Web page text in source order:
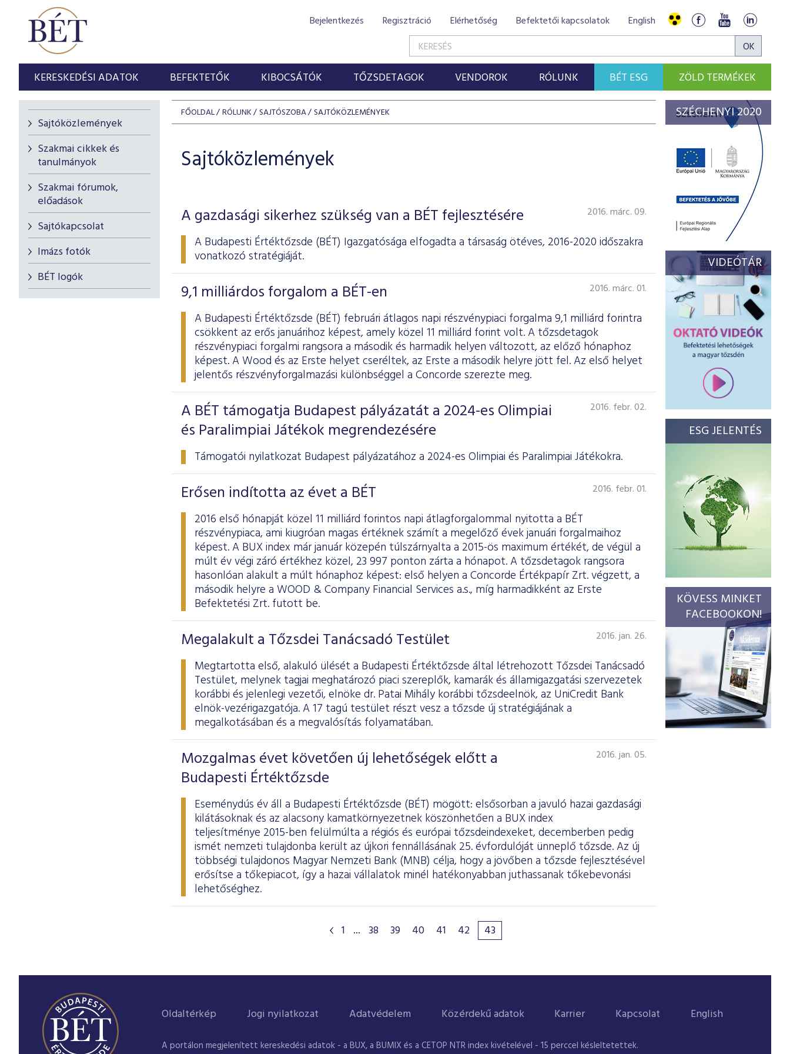
Bejelentkezés Regisztráció Elérhetőség Befektetői kapcsolatok English
KERESKEDÉSI ADATOK BEFEKTETŐK KIBOCSÁTÓK TŐZSDETAGOK VENDOROK RÓLUNK BÉT ESG ZÖLD TERMÉKEK
Sajtóközlemények
Szakmai cikkek és
tanulmányok
Szakmai fórumok,
előadások
Sajtókapcsolat
Imázs fotók
BÉT logók
FŐOLDAL RÓLUNK SAJTÓSZOBA SAJTÓKÖZLEMÉNYEK
Sajtóközlemények
A gazdasági sikerhez szükség van a BÉT fejlesztésére 2016. márc. 09.
A Budapesti Értéktőzsde (BÉT) Igazgatósága elfogadta a társaság ötéves, 2016-2020 időszakra
vonatkozó stratégiáját.
9,1 milliárdos forgalom a BÉT-en 2016. márc. 01.
A Budapesti Értéktőzsde (BÉT) februári átlagos napi részvénypiaci forgalma 9,1 milliárd forintra
csökkent az erős januárihoz képest, amely közel 11 milliárd forint volt. A tőzsdetagok
részvénypiaci forgalmi rangsora a második és harmadik helyen változott, az előző hónaphoz
képest. A Wood és az Erste helyet cseréltek, az Erste a második helyre jött fel. Az első helyet
jelentős részvényforgalmazási különbséggel a Concorde szerezte meg.
A BÉT támogatja Budapest pályázatát a 2024-es Olimpiai
és Paralimpiai Játékok megrendezésére
2016. febr. 02.
Támogatói nyilatkozat Budapest pályázatához a 2024-es Olimpiai és Paralimpiai Játékokra.
Erősen indította az évet a BÉT 2016. febr. 01.
2016 első hónapját közel 11 milliárd forintos napi átlagforgalommal nyitotta a BÉT
részvénypiaca, ami kiugróan magas értéknek számít a megelőző évek januári forgalmaihoz
képest. A BUX index már január közepén túlszárnyalta a 2015-ös maximum értékét, de végül a
múlt év végi záró értékhez közel, 23 997 ponton zárta a hónapot. A tőzsdetagok rangsora
hasonlóan alakult a múlt hónaphoz képest: első helyen a Concorde Értékpapír Zrt. végzett, a
második helyre a WOOD & Company Financial Services a.s., míg harmadikként az Erste
Befektetési Zrt. futott be.
Megalakult a Tőzsdei Tanácsadó Testület 2016. jan. 26.
Megtartotta első, alakuló ülését a Budapesti Értéktőzsde által létrehozott Tőzsdei Tanácsadó
Testület, melynek tagjai meghatározó piaci szereplők, kamarák és államigazgatási szervezetek
korábbi és jelenlegi vezetői, elnöke dr. Patai Mihály korábbi tőzsdeelnök, az UniCredit Bank
elnök-vezérigazgatója. A 17 tagú testület részt vesz a tőzsde új stratégiájának a
megalkotásában és a megvalósítás folyamatában.
Mozgalmas évet követően új lehetőségek előtt a
Budapesti Értéktőzsde
2016. jan. 05.
Eseménydús év áll a Budapesti Értéktőzsde (BÉT) mögött: elsősorban a javuló hazai gazdasági
kilátásoknak és az alacsony kamatkörnyezetnek köszönhetően a BUX index
teljesítménye 2015-ben felülmúlta a régiós és európai tőzsdeindexeket, decemberben pedig
ismét nemzeti tulajdonba került az újkori fennállásának 25. évfordulóját ünneplő tőzsde. Az új
többségi tulajdonos Magyar Nemzeti Bank (MNB) célja, hogy a jövőben a tőzsde fejlesztésével
erősítse a tőkepiacot, így a hazai vállalatok minél hatékonyabban juthassanak tőkebevonási
lehetőséghez.
1 ... 38 39 40 41 42 43
SZÉCHENYI 2020
VIDEÓTÁR
ESG JELENTÉS
KÖVESS MINKET
FACEBOOKON!
Oldaltérkép Jogi nyilatkozat Adatvédelem Közérdekű adatok Karrier Kapcsolat English
A portálon megjelenített kereskedési adatok - a BUX, a BUMIX és a CETOP NTR index kivételével - 15 perccel késleltetettek.